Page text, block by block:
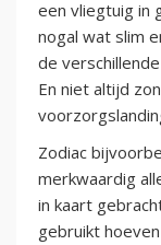
een vliegtuig in
nogal wat slim
de
En niet altijd
Zodiac
merkwaardig
in kaart
gebruikt